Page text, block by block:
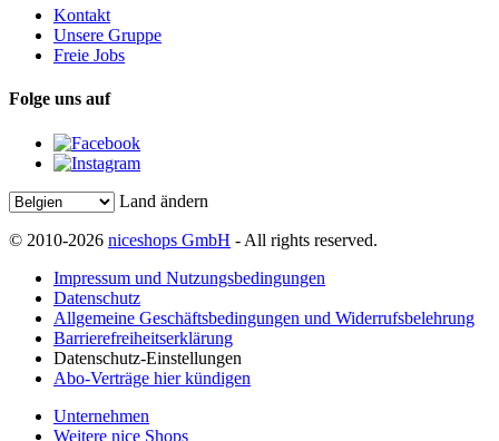
Kontakt
Unsere Gruppe
Freie Jobs
Folge uns auf
Land ändern
© 2010-2026 niceshops GmbH - All rights reserved.
Impressum und Nutzungsbedingungen
Datenschutz
Allgemeine Geschäftsbedingungen und Widerrufsbelehrung
Barrierefreiheitserklärung
Datenschutz-Einstellungen
Abo-Verträge hier kündigen
Unternehmen
Weitere nice Shops